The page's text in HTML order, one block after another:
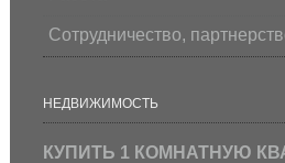
Сотрудничество,
НЕДВИЖИМОСТЬ
КУПИТЬ 1 КОМНАТНУЮ